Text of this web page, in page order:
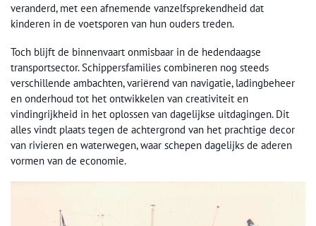
veranderd, met een afnemende vanzelfsprekendheid dat
kinderen in de voetsporen van hun ouders treden.
Toch blijft de binnenvaart onmisbaar in de hedendaagse
transportsector. Schippersfamilies combineren nog steeds
verschillende ambachten, variërend van navigatie, ladingbeheer
en onderhoud tot het ontwikkelen van creativiteit en
vindingrijkheid in het oplossen van dagelijkse uitdagingen. Dit
alles vindt plaats tegen de achtergrond van het prachtige decor
van rivieren en waterwegen, waar schepen dagelijks de aderen
vormen van de economie.